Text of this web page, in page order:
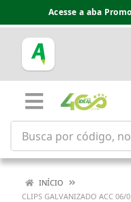
Acesse a aba
INÍCIO
CLIPS GALVANIZADO ACC 06/